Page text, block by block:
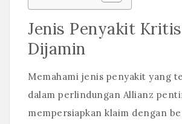
Jenis Penyakit
Dijamin
Memahami jenis penyakit yang
dalam perlindungan Allianz
mempersiapkan klaim dengan